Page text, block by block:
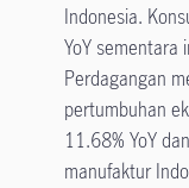
Indonesia.
YoY sementara
Perdagangan
pertumbuhan
11.68% YoY
manufaktur